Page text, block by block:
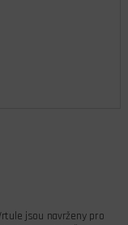
jsou navrženy pro